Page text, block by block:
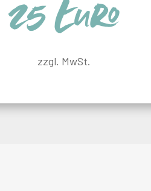
25 Euro
zzgl. MwSt.